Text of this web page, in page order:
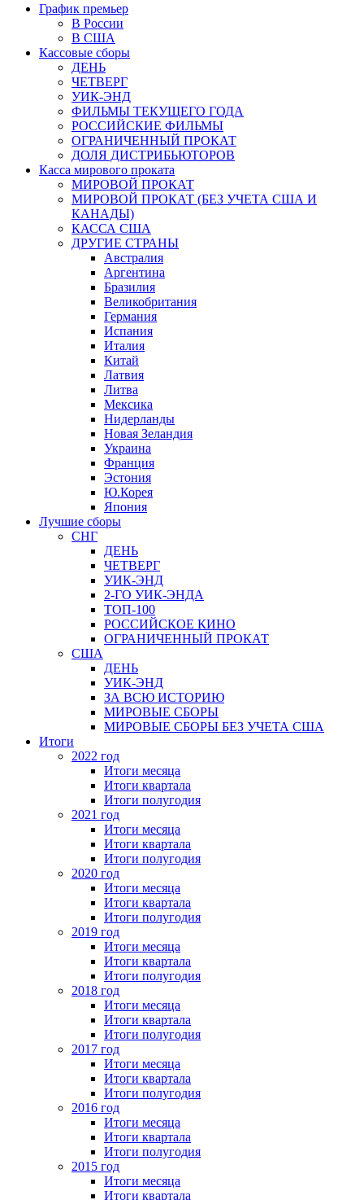
График премьер
В России
В США
Кассовые сборы
ДЕНЬ
ЧЕТВЕРГ
УИК-ЭНД
ФИЛЬМЫ ТЕКУЩЕГО ГОДА
РОССИЙСКИЕ ФИЛЬМЫ
ОГРАНИЧЕННЫЙ ПРОКАТ
ДОЛЯ ДИСТРИБЬЮТОРОВ
Касса мирового проката
МИРОВОЙ ПРОКАТ
МИРОВОЙ ПРОКАТ (БЕЗ УЧЕТА США И
КАНАДЫ)
КАССА США
ДРУГИЕ СТРАНЫ
Австралия
Аргентина
Бразилия
Великобритания
Германия
Испания
Италия
Китай
Латвия
Литва
Мексика
Нидерланды
Новая Зеландия
Украина
Франция
Эстония
Ю.Корея
Япония
Лучшие сборы
СНГ
ДЕНЬ
ЧЕТВЕРГ
УИК-ЭНД
2-ГО УИК-ЭНДА
ТОП-100
РОССИЙСКОЕ КИНО
ОГРАНИЧЕННЫЙ ПРОКАТ
США
ДЕНЬ
УИК-ЭНД
ЗА ВСЮ ИСТОРИЮ
МИРОВЫЕ СБОРЫ
МИРОВЫЕ СБОРЫ БЕЗ УЧЕТА США
Итоги
2022 год
Итоги месяца
Итоги квартала
Итоги полугодия
2021 год
Итоги месяца
Итоги квартала
Итоги полугодия
2020 год
Итоги месяца
Итоги квартала
Итоги полугодия
2019 год
Итоги месяца
Итоги квартала
Итоги полугодия
2018 год
Итоги месяца
Итоги квартала
Итоги полугодия
2017 год
Итоги месяца
Итоги квартала
Итоги полугодия
2016 год
Итоги месяца
Итоги квартала
Итоги полугодия
2015 год
Итоги месяца
Итоги квартала